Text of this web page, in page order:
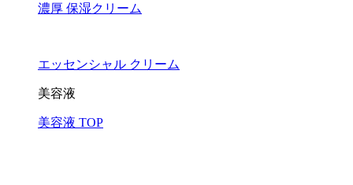
濃厚 保湿クリーム
エッセンシャル クリーム
美容液
美容液 TOP